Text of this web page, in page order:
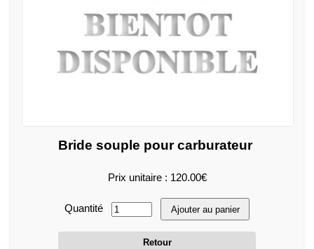
Bride souple pour carburateur
Prix unitaire : 120.00€
Quantité Ajouter au panier
Retour